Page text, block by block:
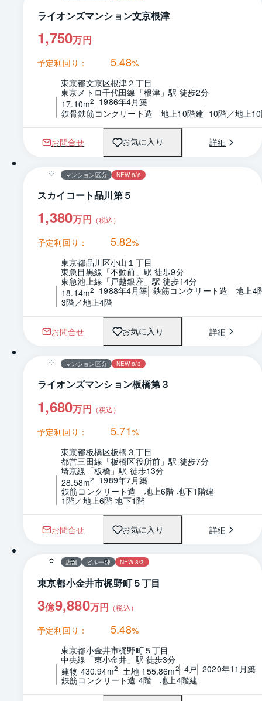
ライオンズマンション文京根津
1,750万円
予定利回り： 5.48%
東京都文京区根津２丁目
東京メトロ千代田線「根津」駅 徒歩2分
17.10m2
1986年4月築
鉄骨鉄筋コンクリート造　地上10階建 10階／地上
お問合せ お気に入り 詳細
1 / 0 間取り
マンション区分 NEW 8/6
スカイコート品川第５
1,380万円 （税込）
予定利回り： 5.82%
東京都品川区小山１丁目
東急目黒線「不動前」駅 徒歩9分
東急池上線「戸越銀座」駅 徒歩14分
18.14m2 1988年4月築 鉄筋コンクリート造　地上4
3階／地上4階
お問合せ お気に入り 詳細
1 / 0 間取り
マンション区分 NEW 8/3
ライオンズマンション板橋第３
1,680万円 （税込）
予定利回り： 5.71%
東京都板橋区板橋３丁目
都営三田線「板橋区役所前」駅 徒歩7分
埼京線「板橋」駅 徒歩13分
28.58m2
1989年7月築
鉄筋コンクリート造　地上6階 地下1階建
1階／地上6階 地下1階
お問合せ お気に入り 詳細
1 / 0 間取り
店舗 ビル一棟 NEW 8/3
東京都小金井市梶野町５丁目
3億9,880万円 （税込）
予定利回り： 5.48%
東京都小金井市梶野町５丁目
中央線「東小金井」駅 徒歩3分
建物 430.94m2 土地 155.86m2 4戸 2020年11月築
鉄筋コンクリート造 4階　地上4階建